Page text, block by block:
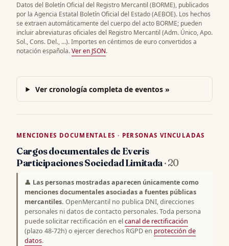
Datos del Boletín Oficial del Registro Mercantil (BORME), publicados
por la Agencia Estatal Boletín Oficial del Estado (AEBOE). Los hechos
se extraen automáticamente del cuerpo del acto BORME; pueden
incluir abreviaturas oficiales del Registro Mercantil (Adm. Único, Apo.
Sol., Cons. Del., …). Importes en céntimos de euro convertidos a
notación española.Ver en JSON.
Ver cronología completa de eventos »
MENCIONES DOCUMENTALES · PERSONAS VINCULADAS
Cargos documentales de Everis
Participaciones Sociedad Limitada· 20
👤 Las personas mostradas aparecen únicamente como
menciones documentales asociadas a fuentes públicas
mercantiles. OpenMercantil no publica DNI, direcciones
personales ni datos de contacto personales. Toda persona
puede solicitar rectificación en elcanal de rectificación
(plazo 48-72h) o ejercer derechos RGPD en protección de
datos.